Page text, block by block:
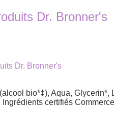
Dr. Bronner's
Dr. Bronner's
bio*‡), Aqua,
Ingrédients certifiés